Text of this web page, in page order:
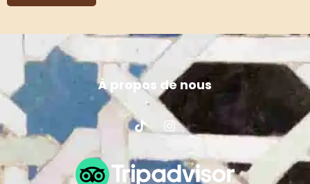
À propos de nous